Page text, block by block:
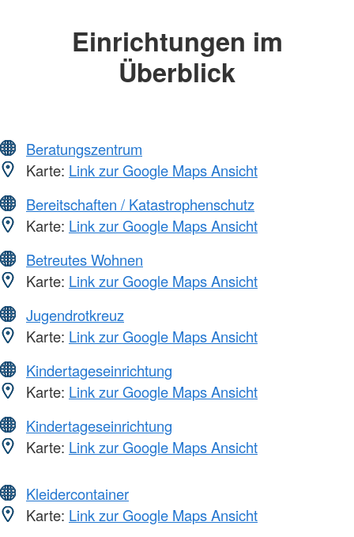
Einrichtungen im
Überblick
Beratungszentrum
Karte: Link zur Google Maps Ansicht
Bereitschaften / Katastrophenschutz
Karte: Link zur Google Maps Ansicht
Betreutes Wohnen
Karte: Link zur Google Maps Ansicht
Jugendrotkreuz
Karte: Link zur Google Maps Ansicht
Kindertageseinrichtung
Karte: Link zur Google Maps Ansicht
Kindertageseinrichtung
Karte: Link zur Google Maps Ansicht
Kleidercontainer
Karte: Link zur Google Maps Ansicht